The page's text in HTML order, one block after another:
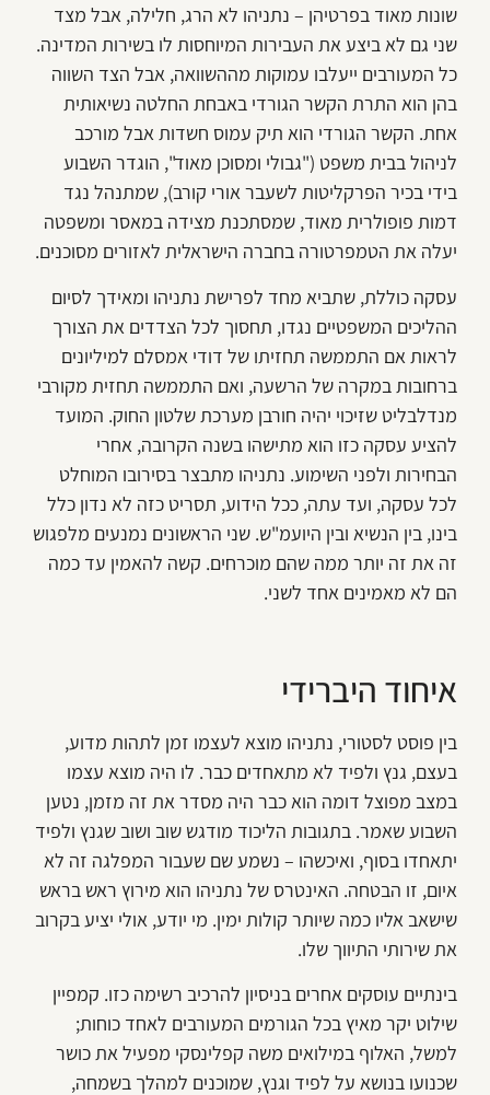
שונות מאוד בפרטיהן – נתניהו לא הרג, חלילה, אבל מצד
שני גם לא ביצע את העבירות המיוחסות לו בשירות המדינה.
כל המעורבים ייעלבו עמוקות מההשוואה, אבל הצד השווה
בהן הוא התרת הקשר הגורדי באבחת החלטה נשיאותית
אחת. הקשר הגורדי הוא תיק עמוס חשדות אבל מורכב
לניהול בבית משפט ("גבולי ומסוכן מאוד", הוגדר השבוע
בידי בכיר הפרקליטות לשעבר אורי קורב), שמתנהל נגד
דמות פופולרית מאוד, שמסתכנת מצידה במאסר ומשפטה
יעלה את הטמפרטורה בחברה הישראלית לאזורים מסוכנים.
עסקה כוללת, שתביא מחד לפרישת נתניהו ומאידך לסיום
ההליכים המשפטיים נגדו, תחסוך לכל הצדדים את הצורך
לראות אם התממשה תחזיתו של דודי אמסלם למיליונים
ברחובות במקרה של הרשעה, ואם התממשה תחזית מקורבי
מנדלבליט שזיכוי יהיה חורבן מערכת שלטון החוק. המועד
להציע עסקה כזו הוא מתישהו בשנה הקרובה, אחרי
הבחירות ולפני השימוע. נתניהו מתבצר בסירובו המוחלט
לכל עסקה, ועד עתה, ככל הידוע, תסריט כזה לא נדון כלל
בינו, בין הנשיא ובין היועמ"ש. שני הראשונים נמנעים מלפגוש
זה את זה יותר ממה שהם מוכרחים. קשה להאמין עד כמה
הם לא מאמינים אחד לשני.
איחוד היברידי
בין פוסט לסטורי, נתניהו מוצא לעצמו זמן לתהות מדוע,
בעצם, גנץ ולפיד לא מתאחדים כבר. לו היה מוצא עצמו
במצב מפוצל דומה הוא כבר היה מסדר את זה מזמן, נטען
השבוע שאמר. בתגובות הליכוד מודגש שוב ושוב שגנץ ולפיד
יתאחדו בסוף, ואיכשהו – נשמע שם שעבור המפלגה זה לא
איום, זו הבטחה. האינטרס של נתניהו הוא מירוץ ראש בראש
שישאב אליו כמה שיותר קולות ימין. מי יודע, אולי יציע בקרוב
את שירותי התיווך שלו.
בינתיים עוסקים אחרים בניסיון להרכיב רשימה כזו. קמפיין
שילוט יקר מאיץ בכל הגורמים המעורבים לאחד כוחות;
למשל, האלוף במילואים משה קפלינסקי מפעיל את כושר
שכנועו בנושא על לפיד וגנץ, שמוכנים למהלך בשמחה,